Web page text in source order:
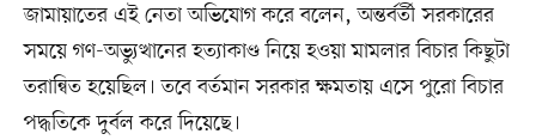
জামায়াতের এই নেতা অভিযোগ করে বলেন, অন্তর্বর্তী সরকারের
সময়ে গণ-অভ্যুত্থানের হত্যাকাণ্ড নিয়ে হওয়া মামলার বিচার কিছুটা
তরান্বিত হয়েছিল। তবে বর্তমান সরকার ক্ষমতায় এসে পুরো বিচার
পদ্ধতিকে দুর্বল করে দিয়েছে।